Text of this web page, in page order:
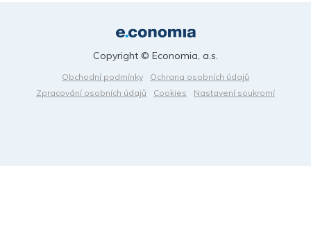
Obchodní podmínky
Ochrana osobních údajů
Zpracování osobních údajů
Cookies Nastavení soukromí
Copyright © Economia, a.s.